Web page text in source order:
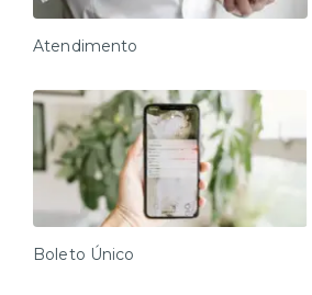
Atendimento
Boleto Único